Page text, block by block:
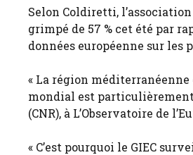
Selon Coldiretti,
grimpé de 57 % cet été par
données européenne sur les
« La région
mondial est
(CNR), à L’Observatoire de
« C’est pourquoi le GIEC